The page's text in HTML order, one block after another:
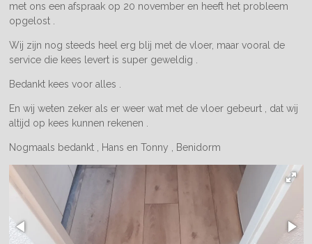
met ons een afspraak op 20 november en heeft het probleem
opgelost .
Wij zijn nog steeds heel erg blij met de vloer, maar vooral de
service die kees levert is super geweldig .
Bedankt kees voor alles .
En wij weten zeker als er weer wat met de vloer gebeurt , dat wij
altijd op kees kunnen rekenen .
Nogmaals bedankt , Hans en Tonny , Benidorm